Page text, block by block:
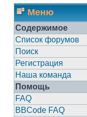
Меню
Содержимое
Список форумов
Поиск
Регистрация
Наша команда
Помощь
FAQ
BBCode FAQ